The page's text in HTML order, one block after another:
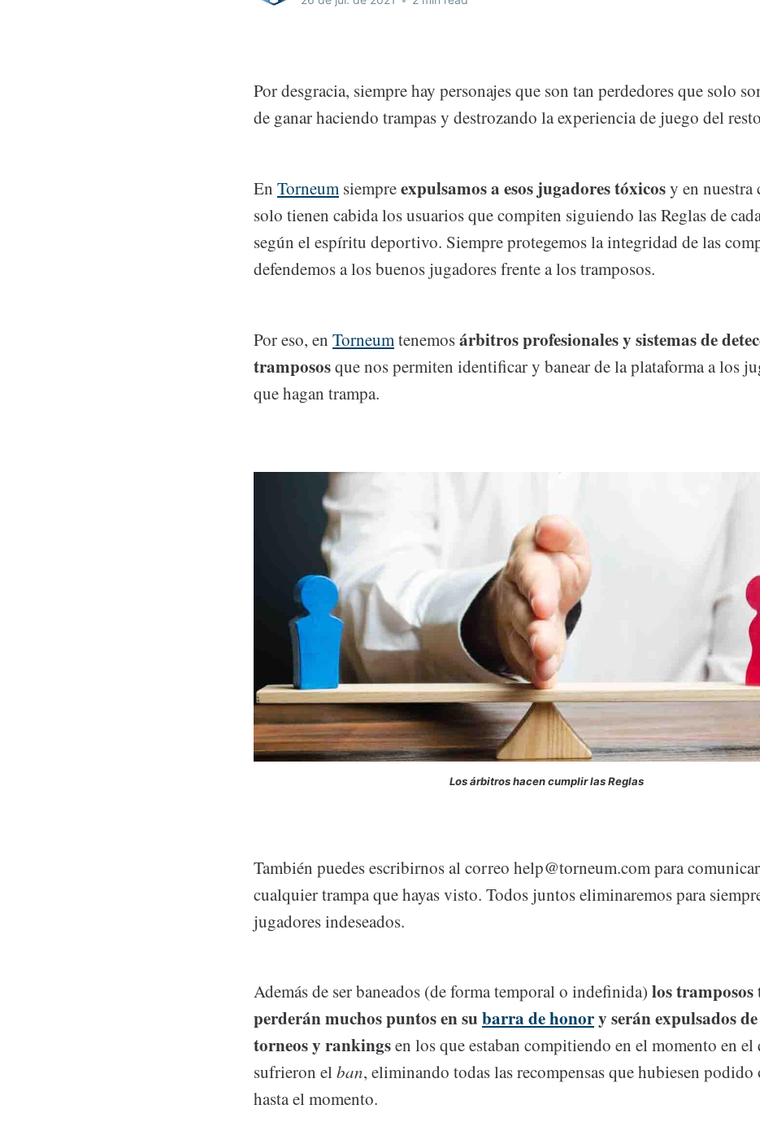
Por desgracia, siempre hay personajes que son tan perdedores que solo
de ganar haciendo trampas y destrozando la experiencia de juego del
En Torneum siempreexpulsamos a esos jugadores tóxicosy en nuestra
solo tienen cabida los usuarios que compiten siguiendo las Reglas de
según el espíritu deportivo. Siempre protegemos la integridad de las
defendemos a los buenos jugadores frente a los tramposos.
Por eso, en Torneum tenemosárbitros profesionales y sistemas de
trampososque nos permiten identificar y banear de la plataforma a los
que hagan trampa.
Los árbitros hacen cumplir las Reglas
También puedes escribirnos al correo help@torneum.com para
cualquier trampa que hayas visto. Todos juntos eliminaremos para
jugadores indeseados.
Además de ser baneados (de forma temporal o indefinida) los
perderán muchos puntos en subarra de honory serán expulsados
torneos y rankingsen los que estaban compitiendo en el momento en el
sufrieron elban, eliminando todas las recompensas que hubiesen podido
hasta el momento.